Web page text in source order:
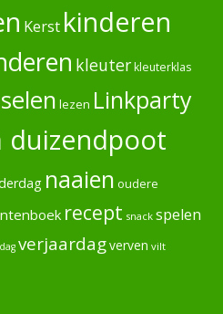
Kerst kinderen
kleuterkleuterklas
lezen Linkparty
duizendpoot
naaien oudere
recept snack spelen
verjaardagverven vilt